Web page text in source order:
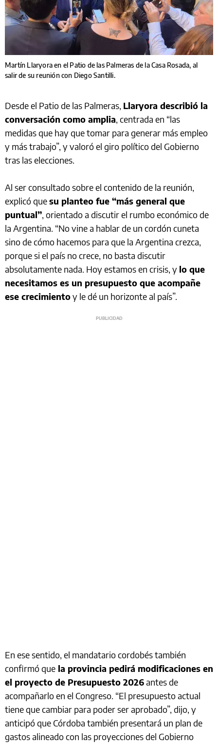
Martín Llaryora en el Patio de las Palmeras de la Casa Rosada, al
salir de su reunión con Diego Santilli.
Desde el Patio de las Palmeras, Llaryora describió la
conversación como amplia, centrada en “las
medidas que hay que tomar para generar más empleo
y más trabajo”, y valoró el giro político del Gobierno
tras las elecciones.
Al ser consultado sobre el contenido de la reunión,
explicó quesu planteo fue “más general que
puntual”, orientado a discutir el rumbo económico de
la Argentina. “No vine a hablar de un cordón cuneta
sino de cómo hacemos para que la Argentina crezca,
porque si el país no crece, no basta discutir
absolutamente nada. Hoy estamos en crisis, y lo que
necesitamos es un presupuesto que acompañe
ese crecimientoy le dé un horizonte al país”.
En ese sentido, el mandatario cordobés también
confirmó que la provincia pedirá modificaciones en
el proyecto de Presupuesto 2026antes de
acompañarlo en el Congreso. “El presupuesto actual
tiene que cambiar para poder ser aprobado”, dijo, y
anticipó que Córdoba también presentará un plan de
gastos alineado con las proyecciones del Gobierno